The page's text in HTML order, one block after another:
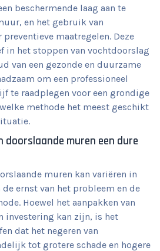
beschermende laag aan te
en het gebruik van
maatregelen. Deze
in het stoppen van vochtdoorslag
van een gezonde en duurzame
om een professioneel
te raadplegen voor een grondige
methode het meest geschikt
doorslaande muren een dure
muren kan variëren in
ernst van het probleem en de
Hoewel het aanpakken van
investering kan zijn, is het
dat het negeren van
tot grotere schade en hogere